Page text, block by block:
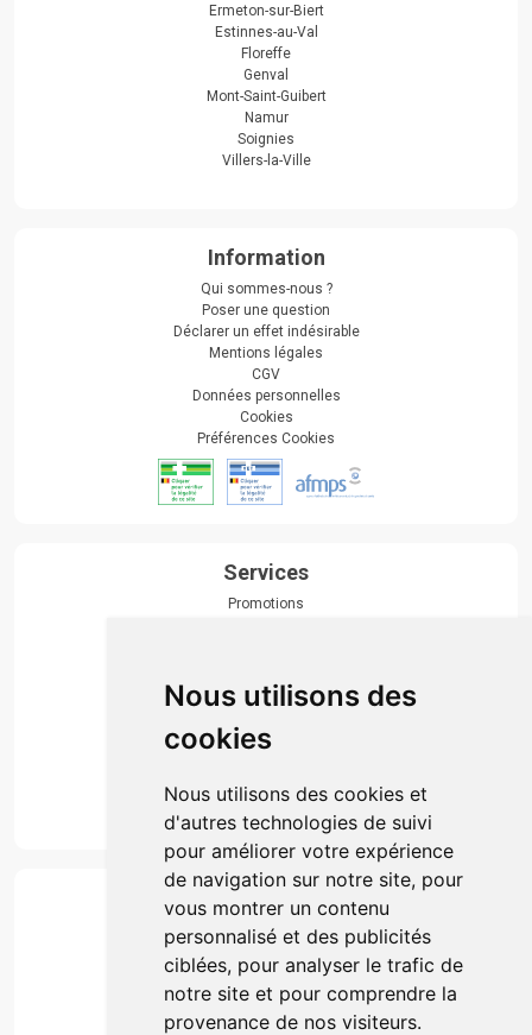
Nous utilisons des
cookies
Nous utilisons des cookies et
d'autres technologies de suivi
pour améliorer votre expérience
de navigation sur notre site, pour
vous montrer un contenu
personnalisé et des publicités
ciblées, pour analyser le trafic de
notre site et pour comprendre la
provenance de nos visiteurs.
Ermeton-sur-Biert
Estinnes-au-Val
Floreffe
Genval
Mont-Saint-Guibert
Namur
Soignies
Villers-la-Ville
Information
Qui sommes-nous ?
Poser une question
Déclarer un effet indésirable
Mentions légales
CGV
Données personnelles
Cookies
Préférences Cookies
Services
Promotions
Actualités & conseils
Événements
Marques
Suivez-nous
Paiement
Simple, rapide et 100% sécurisé
Retrait & Livriason